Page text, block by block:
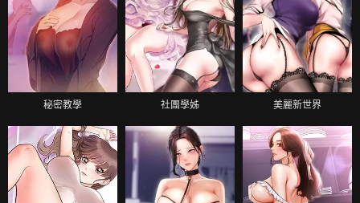
秘密教學 社團學姊 美麗新世界